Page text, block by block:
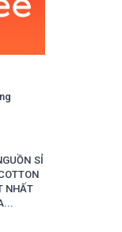
SỈ
NHẤT